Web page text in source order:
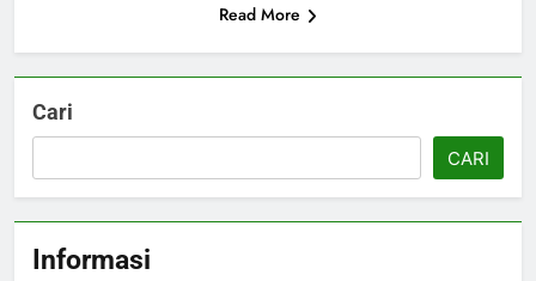
Read More
Cari
CARI
Informasi